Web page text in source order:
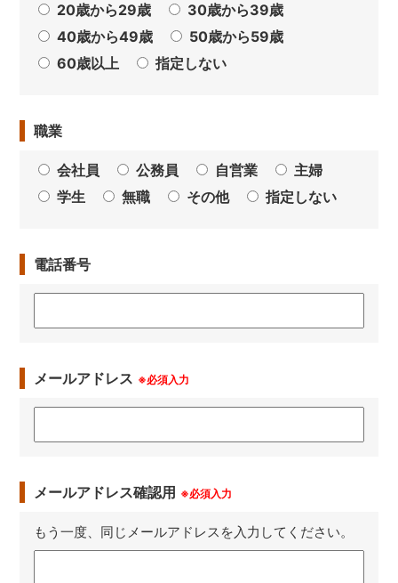
20歳から29歳
30歳から39歳
40歳から49歳
50歳から59歳
60歳以上
指定しない
職業
会社員 公務員 自営業
主婦
学生
無職 その他 指定しない
電話番号
メールアドレス ※必須入力
メールアドレス確認用 ※必須入力
もう一度、同じメールアドレスを入力してください。